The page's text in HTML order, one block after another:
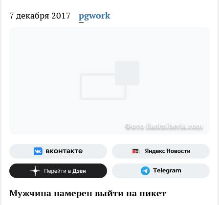
7 декабря 2017 pgwork
Фото flashsiberia.com
Мужчина намерен выйти на пикет